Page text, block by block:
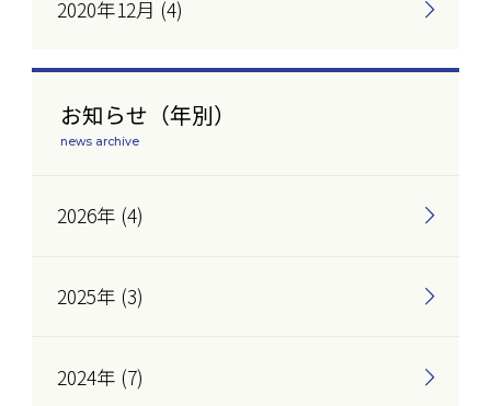
2020年12月 (4)
お知らせ（年別）
news archive
2026年 (4)
2025年 (3)
2024年 (7)